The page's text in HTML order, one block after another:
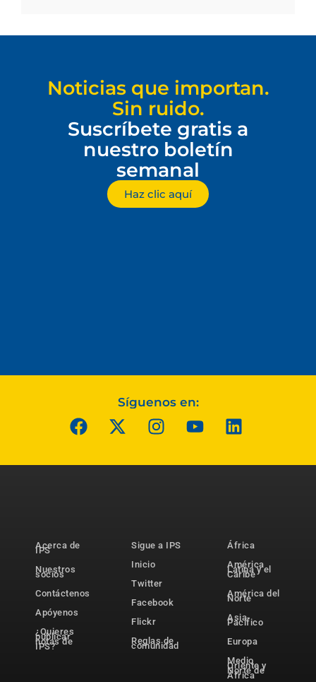
Noticias que importan.
Sin ruido.
Suscríbete gratis a
nuestro boletín
semanal
Haz clic aquí
Síguenos en:
Acerca de
IPS
Nuestros
socios
Contáctenos
Apóyenos
¿Quieres
publicar
notas de
IPS?
Sigue a IPS
Inicio
Twitter
Facebook
Flickr
Reglas de
comunidad
África
América
Latina y el
Caribe
América del
Norte
Asia-
Pacífico
Europa
Medio
Oriente y
Norte de
África